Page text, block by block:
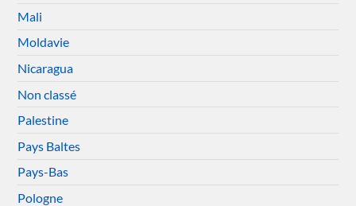
Mali
Moldavie
Nicaragua
Non classé
Palestine
Pays Baltes
Pays-Bas
Pologne